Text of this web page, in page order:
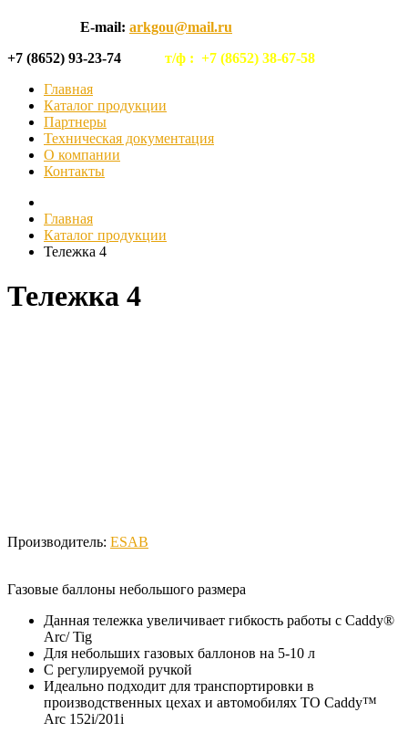
E-mail: arkgou@mail.ru
+7 (8652) 93-23-74 т/ф : +7 (8652) 38-67-58
Главная
Каталог продукции
Партнеры
Техническая документация
О компании
Контакты
Главная
Каталог продукции
Тележка 4
Тележка 4
Производитель: ESAB
Газовые баллоны небольшого размера
Данная тележка увеличивает гибкость работы с Caddy®
Arc/ Tig
Для небольших газовых баллонов на 5-10 л
С регулируемой ручкой
Идеально подходит для транспортировки в
производственных цехах и автомобилях ТО Caddy™
Arc 152i/201i